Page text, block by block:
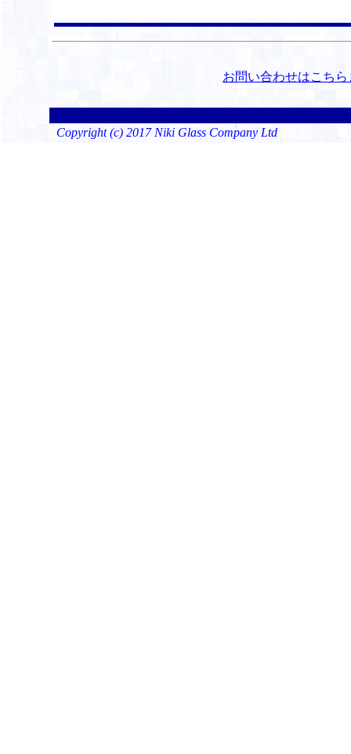
お問い合わせはこち
Copyright (c) 2017 Niki Glass Company Ltd